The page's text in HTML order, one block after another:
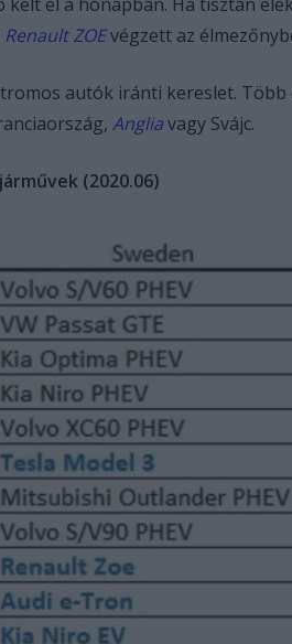
Renault ZOEvégzett az
autók iránti kereslet.
Angliavagy Svájc.
(2020.06)